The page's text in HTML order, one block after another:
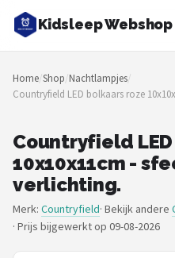
Kidsleep Webshop
Zoeken
NAVIGATIE
Merken
Blog
Slaaptrainers
Home/Shop/Nachtlampjes/
Countryfield LED bolkaars roze
Countryfield
10x10x11cm -
verlichting.
Merk: Countryfield· Bekijk andere
· Prijs bijgewerkt op 09-08-2026